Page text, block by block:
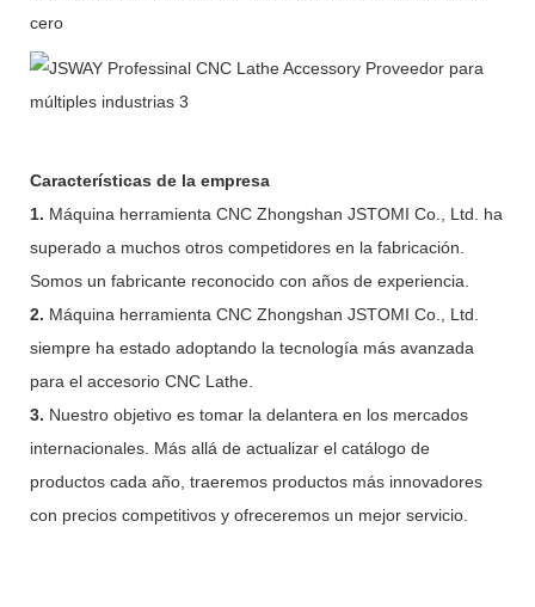
cero
Características de la empresa
1. Máquina herramienta CNC Zhongshan JSTOMI Co., Ltd. ha
superado a muchos otros competidores en la fabricación.
Somos un fabricante reconocido con años de experiencia.
2. Máquina herramienta CNC Zhongshan JSTOMI Co., Ltd.
siempre ha estado adoptando la tecnología más avanzada
para el accesorio CNC Lathe.
3. Nuestro objetivo es tomar la delantera en los mercados
internacionales. Más allá de actualizar el catálogo de
productos cada año, traeremos productos más innovadores
con precios competitivos y ofreceremos un mejor servicio.